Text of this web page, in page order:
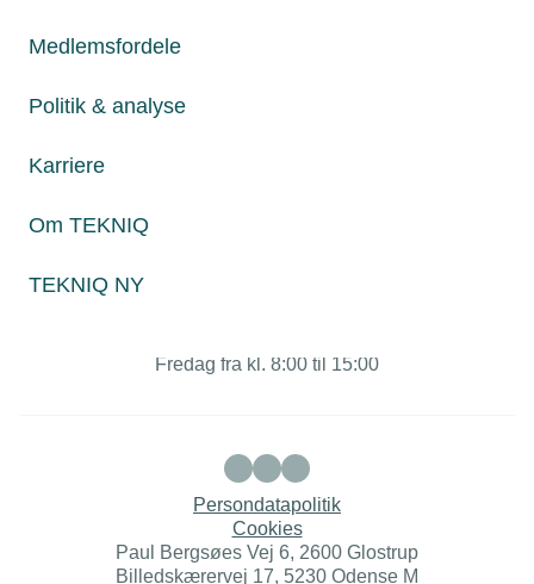
Medlemsfordele
Politik & analyse
Karriere
Om TEKNIQ
TEKNIQ NY
Fredag fra kl. 8:00 til 15:00
Persondatapolitik
Cookies
Paul Bergsøes Vej 6, 2600 Glostrup
Billedskærervej 17, 5230 Odense M